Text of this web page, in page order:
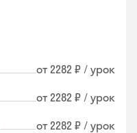
от 2282 ₽ / урок
от 2282 ₽ / урок
от 2282 ₽ / урок